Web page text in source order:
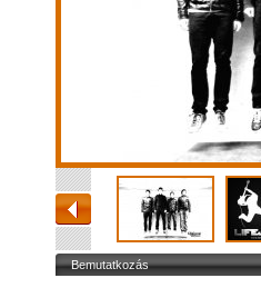
Bemutatkozás